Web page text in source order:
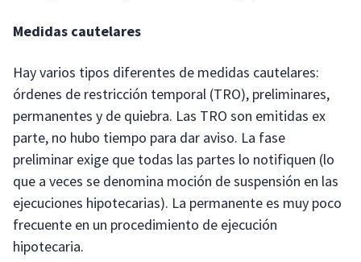
Medidas cautelares
Hay varios tipos diferentes de medidas cautelares:
órdenes de restricción temporal (TRO), preliminares,
permanentes y de quiebra. Las TRO son emitidas ex
parte, no hubo tiempo para dar aviso. La fase
preliminar exige que todas las partes lo notifiquen (lo
que a veces se denomina moción de suspensión en las
ejecuciones hipotecarias). La permanente es muy poco
frecuente en un procedimiento de ejecución
hipotecaria.